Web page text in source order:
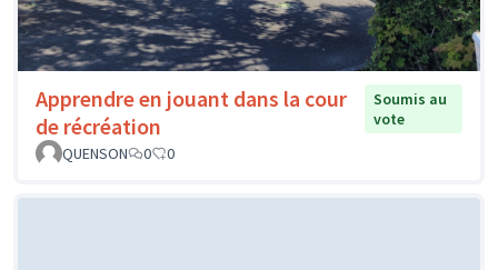
Apprendre en jouant dans la cour
de récréation
Soumis au
vote
QUENSON
0 0